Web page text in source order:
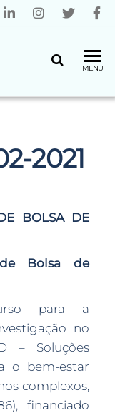
MENU
2021
BOLSA DE
Bolsa de
para a
no
– Soluções
o bem-estar
complexos,
financiado